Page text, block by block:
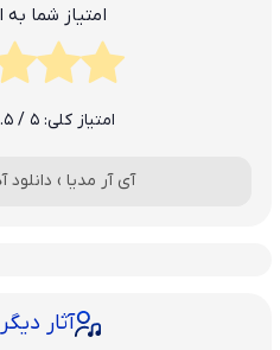
امتیاز شما
امتیاز کلی: 5 / 5. تعداد رای:
آی آر مدیا ›
آثار